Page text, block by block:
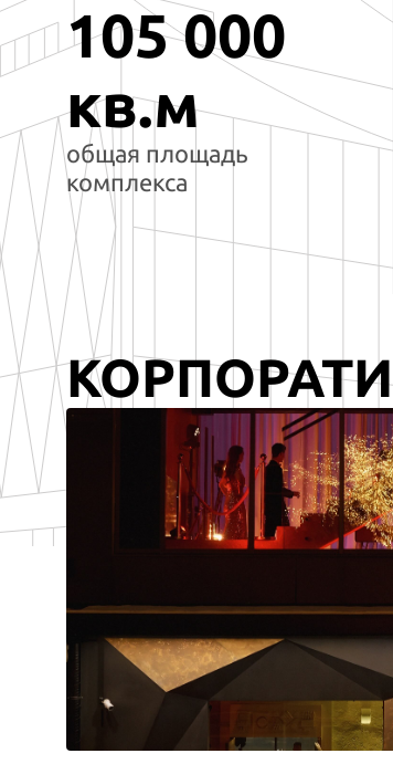
105 000
кв.м
общая площадь
комплекса